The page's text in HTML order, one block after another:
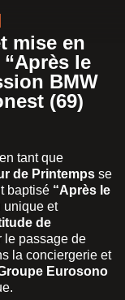
mise en
le
BMW
(69)
tant que
de Printemps se
baptisé “Après le
unique et
de
le passage de
la conciergerie et
Eurosono